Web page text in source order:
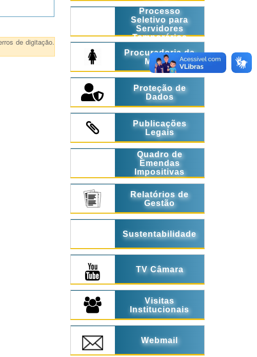
de digitação.
Processo
Seletivo para
Servidores
Temporários
Procuradoria da
Mulher
Proteção de
Dados
Publicações
Legais
Quadro de
Emendas
Impositivas
Relatórios de
Gestão
Sustentabilidade
TV Câmara
Visitas
Institucionais
Webmail